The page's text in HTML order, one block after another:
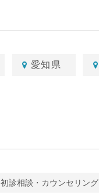
愛知県
初診相談・カウンセリング